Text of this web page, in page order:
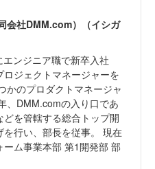
会社DMM.com）（イシガ
ンジニア職で新卒入社
ロジェクトマネージャーを
かのプロダクトマネージャ
、DMM.comの入り口であ
どを管轄する総合トップ開
を行い、部長を従事。 現在
ーム事業本部 第1開発部 部